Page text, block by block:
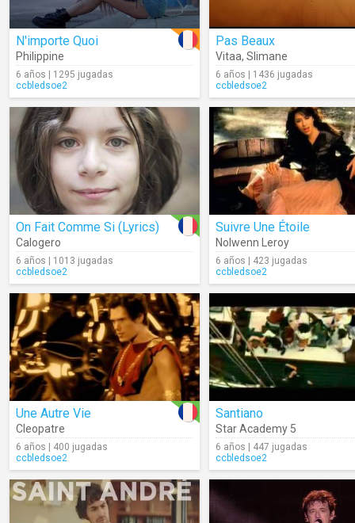
N'importe Quoi
Philippine
6 años | 1295 jugadas
ccbledsoe2
Pas Beaux
Vitaa, Slimane
6 años | 1436 jugadas
ccbledsoe2
On Fait Comme Si (Lyrics)
Calogero
6 años | 1013 jugadas
ccbledsoe2
Suivre Une Étoile
Nolwenn Leroy
6 años | 423 jugadas
ccbledsoe2
Une Autre Vie
Cleopatre
6 años | 400 jugadas
ccbledsoe2
Santiano
Star Academy 5
6 años | 447 jugadas
ccbledsoe2